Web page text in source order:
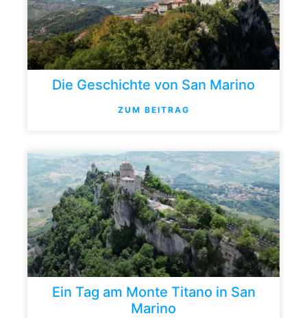
Die Geschichte von San Marino
ZUM BEITRAG
Ein Tag am Monte Titano in San
Marino